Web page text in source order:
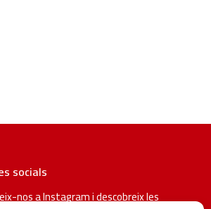
socials
nos a Instagram i descobreix les